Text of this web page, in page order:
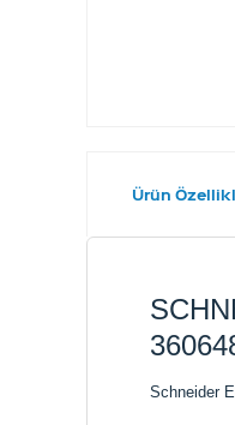
Ürün
Schneider